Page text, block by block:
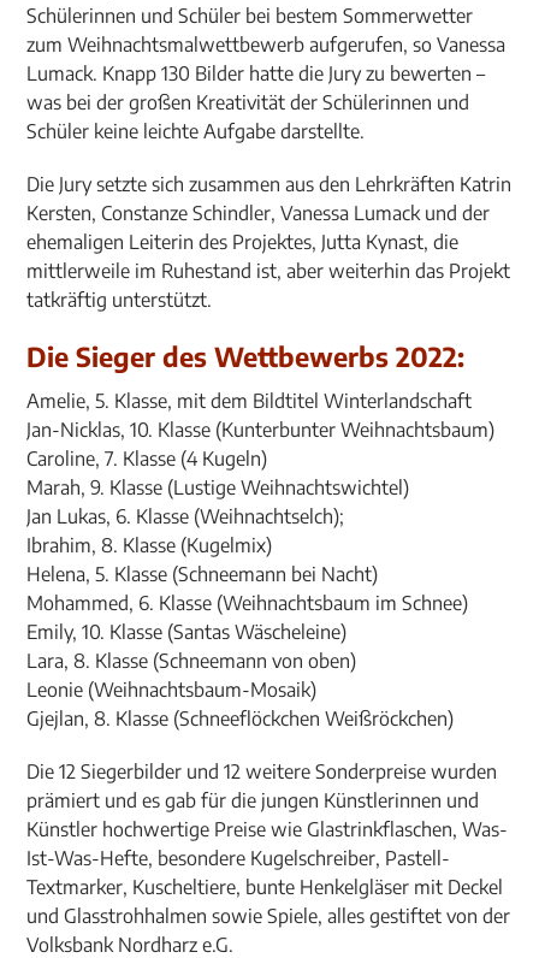
Schülerinnen und Schüler bei bestem Sommerwetter
zum Weihnachtsmalwettbewerb aufgerufen, so Vanessa
Lumack. Knapp 130 Bilder hatte die Jury zu bewerten –
was bei der großen Kreativität der Schülerinnen und
Schüler keine leichte Aufgabe darstellte.
Die Jury setzte sich zusammen aus den Lehrkräften Katrin
Kersten, Constanze Schindler, Vanessa Lumack und der
ehemaligen Leiterin des Projektes, Jutta Kynast, die
mittlerweile im Ruhestand ist, aber weiterhin das Projekt
tatkräftig unterstützt.
Die Sieger des Wettbewerbs 2022:
Amelie, 5. Klasse, mit dem Bildtitel Winterlandschaft
Jan-Nicklas, 10. Klasse (Kunterbunter Weihnachtsbaum)
Caroline, 7. Klasse (4 Kugeln)
Marah, 9. Klasse (Lustige Weihnachtswichtel)
Jan Lukas, 6. Klasse (Weihnachtselch);
Ibrahim, 8. Klasse (Kugelmix)
Helena, 5. Klasse (Schneemann bei Nacht)
Mohammed, 6. Klasse (Weihnachtsbaum im Schnee)
Emily, 10. Klasse (Santas Wäscheleine)
Lara, 8. Klasse (Schneemann von oben)
Leonie (Weihnachtsbaum-Mosaik)
Gjejlan, 8. Klasse (Schneeflöckchen Weißröckchen)
Die 12 Siegerbilder und 12 weitere Sonderpreise wurden
prämiert und es gab für die jungen Künstlerinnen und
Künstler hochwertige Preise wie Glastrinkflaschen, Was-
Ist-Was-Hefte, besondere Kugelschreiber, Pastell-
Textmarker, Kuscheltiere, bunte Henkelgläser mit Deckel
und Glasstrohhalmen sowie Spiele, alles gestiftet von der
Volksbank Nordharz e.G.